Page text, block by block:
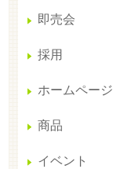
即売会
採用
ホームページ
商品
イベント